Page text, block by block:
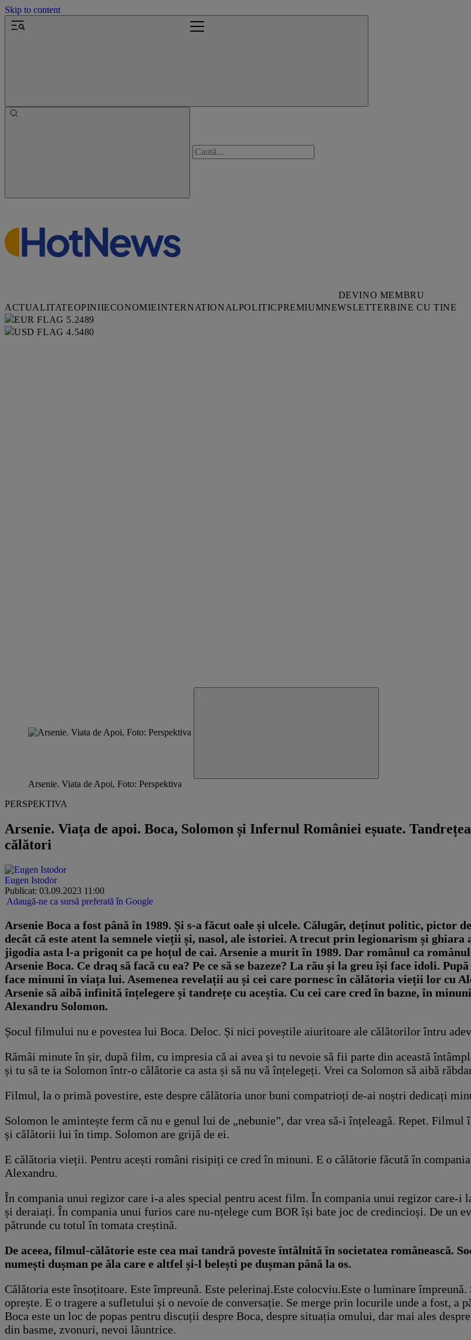
Skip to content
DEVINO MEMBRU
ACTUALITATEOPINIIECONOMIEINTERNATIONALPOLITICPREMIUMNEWSLETTERBINE CU TINE
5.2489
4.5480
Arsenie. Viata de Apoi, Foto: Perspektiva
PERSPEKTIVA
Arsenie. Viața de apoi. Boca, Solomon și Infernul României eșuate.
călători
Eugen Istodor
Publicat: 03.09.2023 11:00
Adaugă-ne ca sursă preferată în Google
Arsenie Boca a fost până în 1989. Și s-a făcut oale și ulcele. Călugăr, deținut politic, pictor
decât că este atent la semnele vieții și, nasol, ale istoriei. A trecut prin legionarism și
jigodia asta l-a prigonit ca pe hoțul de cai. Arsenie a murit în 1989. Dar românul ca
Arsenie Boca. Ce draq să facă cu ea? Pe ce să se bazeze? La rău și la greu își face idoli.
face minuni în viața lui. Asemenea revelații au și cei care pornesc în călătoria vieții lor cu
Arsenie să aibă infinită înțelegere și tandrețe cu aceștia. Cu cei care cred în bazne, în
Alexandru Solomon.
Șocul filmului nu e povestea lui Boca. Deloc. Și nici poveștile aiuritoare ale călătorilor întru
Rămâi minute în șir, după film, cu impresia că ai avea și tu nevoie să fii parte din această
și tu să te ia Solomon într-o călătorie ca asta și să nu vă înțelegeți. Vrei ca Solomon să aibă
Filmul, la o primă povestire, este despre călătoria unor buni compatrioți de-ai noștri dedicați
Solomon le amintește ferm că nu e genul lui de „nebunie”, dar vrea să-i înțeleagă. Repet.
și călătorii lui în timp. Solomon are grijă de ei.
E călătoria vieții. Pentru acești români risipiți ce cred în minuni. E o călătorie făcută în
Alexandru.
În compania unui regizor care i-a ales special pentru acest film. În compania unui regizor care-i
și deraiați. În compania unui furios care nu-nțelege cum BOR își bate joc de credincioși. De un
pătrunde cu totul în tomata creștină.
De aceea, filmul-călătorie este cea mai tandră poveste întâlnită în societatea românească.
numești dușman pe ăla care e altfel și-l belești pe dușman până la os.
Călătoria este însoțitoare. Este împreună. Este pelerinaj.Este colocviu.Este o luminare
oprește. E o tragere a sufletului și o nevoie de conversație. Se merge prin locurile unde a fost, a
Boca este un loc de popas pentru discuții despre Boca, despre situația omului, dar mai ales
din basme, zvonuri, nevoi lăuntrice.